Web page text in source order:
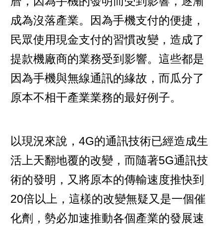
成為沒落產業。因為手機支付的便捷，
民眾使用現金支付的習慣改變，造成了
提款機廠商的業務受到影響。這些都是
因為手機與無線通訊的緣故，而瓜分了
原本不相干產業業務的最好例子。
以現況來說，4G的通訊技術已經造成生
活上天翻地覆的改變，而隨著5G通訊技
術的發明，又將原本的傳輸速度推快到
20倍以上，這樣的改變無疑又是一個催
化劑，勢必加速推動各個產業的發展速